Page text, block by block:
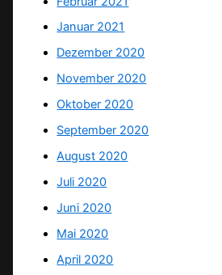
Januar 2021
Dezember 2020
November 2020
Oktober 2020
September 2020
August 2020
Juli 2020
Juni 2020
Mai 2020
April 2020